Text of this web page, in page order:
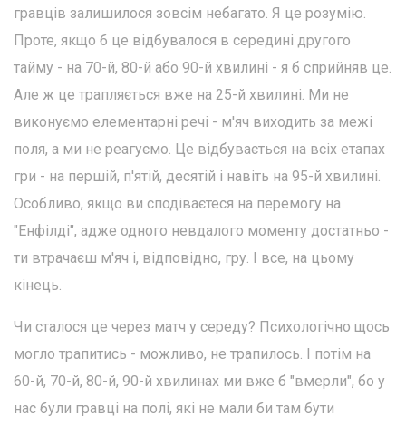
гравців залишилося зовсім небагато. Я це розумію.
Проте, якщо б це відбувалося в середині другого
тайму - на 70-й, 80-й або 90-й хвилині - я б сприйняв це.
Але ж це трапляється вже на 25-й хвилині. Ми не
виконуємо елементарні речі - м'яч виходить за межі
поля, а ми не реагуємо. Це відбувається на всіх етапах
гри - на першій, п'ятій, десятій і навіть на 95-й хвилині.
Особливо, якщо ви сподіваєтеся на перемогу на
"Енфілді", адже одного невдалого моменту достатньо -
ти втрачаєш м'яч і, відповідно, гру. І все, на цьому
кінець.
Чи сталося це через матч у середу? Психологічно щось
могло трапитись - можливо, не трапилось. І потім на
60-й, 70-й, 80-й, 90-й хвилинах ми вже б "вмерли", бо у
нас були гравці на полі, які не мали би там бути